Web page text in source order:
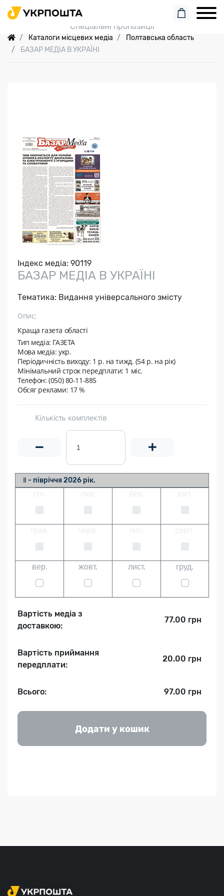
Пошук замовлення
Спеціальні пропозиції
Каталоги місцевих медіа
Полтавська область
БАЗАР МЕДІА В УКРАЇНІ
Індекс медіа: 90119
БАЗАР МЕДІА В УКРАЇНІ
Тематика: Видання універсального змісту
Опис:
Краща газета області
Тип медіа: ГАЗЕТА
Мова медіа: укр.
Періодичність виходу: 1 р. на тижд. (54 р. на рік)
Мінімальний строк передплати: 1 міс.
Телефон: (050) 80-11-885
Обсяг реклами: 17 %
Кількість комплектів
Ⅱ - півріччя 2026 рік.
вер. жовт. лист. груд.
Вартість медіа з
доставкою:
77.00 грн
Вартість приймання
передплати:
20.00 грн
Всього: 97.00 грн
Додати у кошик